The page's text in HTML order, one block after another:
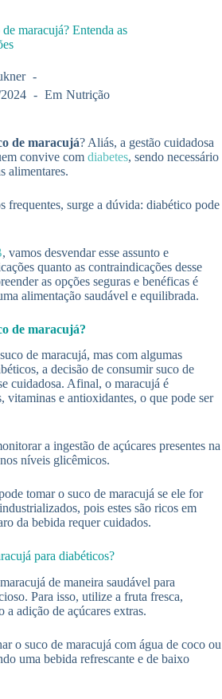
maracujá? Entenda as
Em Nutrição
de maracujá? Aliás, a gestão cuidadosa
convive com diabetes, sendo necessário
alimentares.
frequentes, surge a dúvida: diabético pode
, vamos desvendar esse assunto e
quanto as contraindicações desse
as opções seguras e benéficas é
alimentação saudável e equilibrada.
de maracujá?
de maracujá, mas com algumas
a decisão de consumir suco de
cuidadosa. Afinal, o maracujá é
vitaminas e antioxidantes, o que pode ser
a ingestão de açúcares presentes na
níveis glicêmicos.
tomar o suco de maracujá se ele for
pois estes são ricos em
da bebida requer cuidados.
para diabéticos?
de maneira saudável para
Para isso, utilize a fruta fresca,
adição de açúcares extras.
o suco de maracujá com água de coco ou
uma bebida refrescante e de baixo